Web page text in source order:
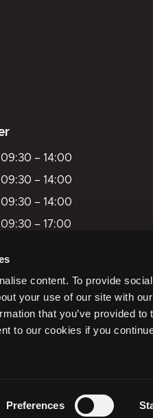
content. To provide
your use of our site with
that you’ve provided
to our cookies if you
Preferences
09:30 – 14:00
09:30 – 14:00
09:30 – 14:00
09:30 – 17:00
mandag kl. 09:30